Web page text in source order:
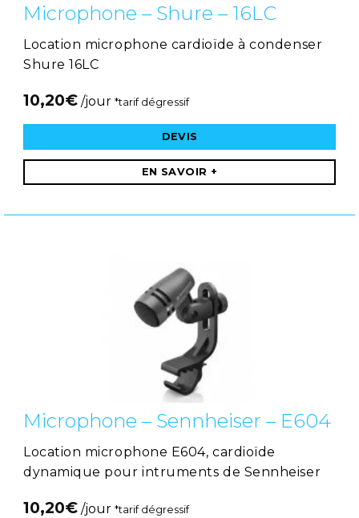
Microphone – Shure – 16LC
Location microphone cardioïde à condenser
Shure 16LC
10,20€ /jour *tarif dégressif
DEVIS
EN SAVOIR +
Microphone – Sennheiser – E604
Location microphone E604, cardioïde
dynamique pour intruments de Sennheiser
10,20€ /jour *tarif dégressif